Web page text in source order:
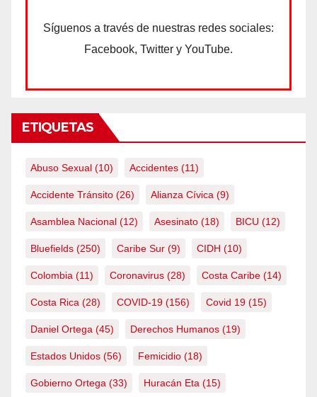
Síguenos a través de nuestras redes sociales:
Facebook, Twitter y YouTube.
ETIQUETAS
Abuso Sexual (10) Accidentes (11)
Accidente Tránsito (26) Alianza Cívica (9)
Asamblea Nacional (12) Asesinato (18) BICU (12)
Bluefields (250) Caribe Sur (9) CIDH (10)
Colombia (11) Coronavirus (28) Costa Caribe (14)
Costa Rica (28) COVID-19 (156) Covid 19 (15)
Daniel Ortega (45) Derechos Humanos (19)
Estados Unidos (56) Femicidio (18)
Gobierno Ortega (33) Huracán Eta (15)